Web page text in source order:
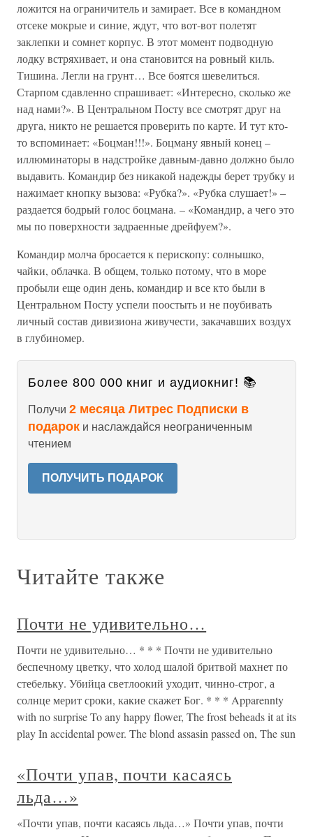
ложится на ограничитель и замирает. Все в командном
отсеке мокрые и синие, ждут, что вот-вот полетят
заклепки и сомнет корпус. В этот момент подводную
лодку встряхивает, и она становится на ровный киль.
Тишина. Легли на грунт… Все боятся шевелиться.
Старпом сдавленно спрашивает: «Интересно, сколько же
над нами?». В Центральном Посту все смотрят друг на
друга, никто не решается проверить по карте. И тут кто-
то вспоминает: «Боцман!!!». Боцману явный конец –
иллюминаторы в надстройке давным-давно должно было
выдавить. Командир без никакой надежды берет трубку и
нажимает кнопку вызова: «Рубка?». «Рубка слушает!» –
раздается бодрый голос боцмана. – «Командир, а чего это
мы по поверхности задраенные дрейфуем?».
Командир молча бросается к перископу: солнышко,
чайки, облачка. В общем, только потому, что в море
пробыли еще один день, командир и все кто были в
Центральном Посту успели поостыть и не поубивать
личный состав дивизиона живучести, закачавших воздух
в глубиномер.
Более 800 000 книг и аудиокниг! 📚
Получи 2 месяца Литрес Подписки в
подарок и наслаждайся неограниченным
чтением
ПОЛУЧИТЬ ПОДАРОК
Читайте также
Почти не удивительно…
Почти не удивительно… * * * Почти не удивительно
беспечному цветку, что холод шалой бритвой махнет по
стебельку. Убийца светлоокий уходит, чинно-строг, а
солнце мерит сроки, какие скажет Бог. * * * Apparennty
with no surprise To any happy flower, The frost beheads it at its
play In accidental power. The blond assasin passed on, The sun
«Почти упав, почти касаясь
льда…»
«Почти упав, почти касаясь льда…» Почти упав, почти